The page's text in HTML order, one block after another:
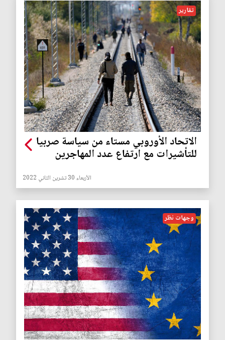
تقارير
الاتحاد الأوروبي مستاء من سياسة صربيا
للتأشيرات مع ارتفاع عدد المهاجرين
الأربعاء 30 تشرين الثاني 2022
وجهات نظر